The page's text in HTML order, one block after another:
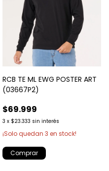
RCB TE ML EWG POSTER ART
(03667P2)
$69.999
3 x $23.333 sin interés
¡Solo quedan 3 en stock!
Comprar